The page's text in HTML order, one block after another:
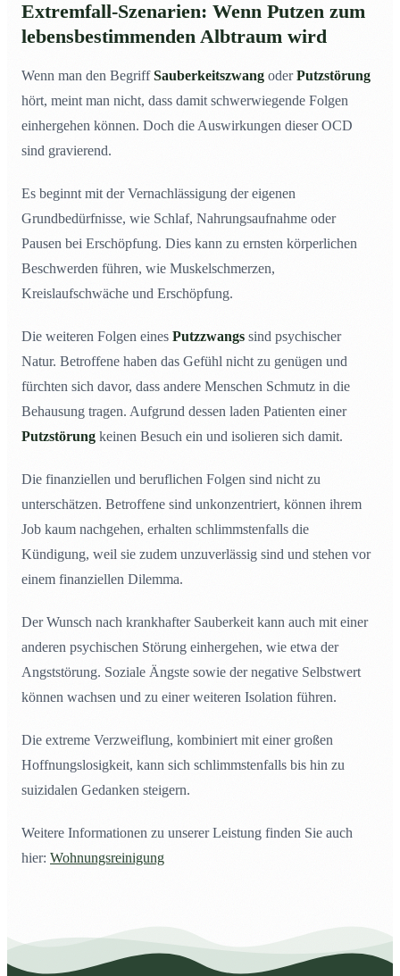
Extremfall-Szenarien: Wenn Putzen zum
lebensbestimmenden Albtraum wird
Wenn man den BegriffSauberkeitszwang oderPutzstörung
hört, meint man nicht, dass damit schwerwiegende Folgen
einhergehen können. Doch die Auswirkungen dieser OCD
sind gravierend.
Es beginnt mit der Vernachlässigung der eigenen
Grundbedürfnisse, wie Schlaf, Nahrungsaufnahme oder
Pausen bei Erschöpfung. Dies kann zu ernsten körperlichen
Beschwerden führen, wie Muskelschmerzen,
Kreislaufschwäche und Erschöpfung.
Die weiteren Folgen eines Putzzwangs sind psychischer
Natur. Betroffene haben das Gefühl nicht zu genügen und
fürchten sich davor, dass andere Menschen Schmutz in die
Behausung tragen. Aufgrund dessen laden Patienten einer
Putzstörung keinen Besuch ein und isolieren sich damit.
Die finanziellen und beruflichen Folgen sind nicht zu
unterschätzen. Betroffene sind unkonzentriert, können ihrem
Job kaum nachgehen, erhalten schlimmstenfalls die
Kündigung, weil sie zudem unzuverlässig sind und stehen vor
einem finanziellen Dilemma.
Der Wunsch nach krankhafter Sauberkeit kann auch mit einer
anderen psychischen Störung einhergehen, wie etwa der
Angststörung. Soziale Ängste sowie der negative Selbstwert
können wachsen und zu einer weiteren Isolation führen.
Die extreme Verzweiflung, kombiniert mit einer großen
Hoffnungslosigkeit, kann sich schlimmstenfalls bis hin zu
suizidalen Gedanken steigern.
Weitere Informationen zu unserer Leistung finden Sie auch
hier: Wohnungsreinigung